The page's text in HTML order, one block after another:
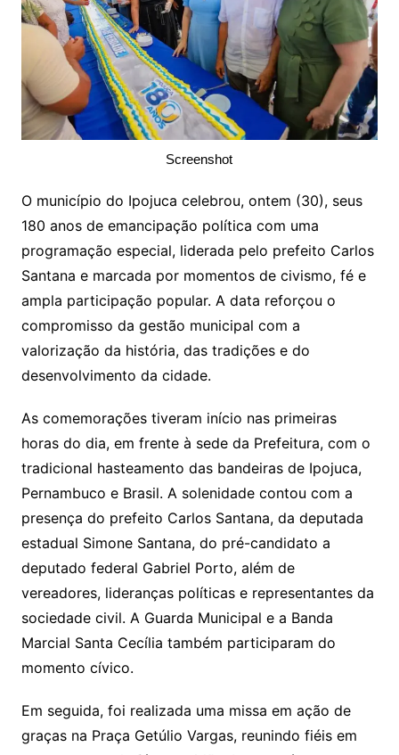
Screenshot
O município do Ipojuca celebrou, ontem (30), seus
180 anos de emancipação política com uma
programação especial, liderada pelo prefeito Carlos
Santana e marcada por momentos de civismo, fé e
ampla participação popular. A data reforçou o
compromisso da gestão municipal com a
valorização da história, das tradições e do
desenvolvimento da cidade.
As comemorações tiveram início nas primeiras
horas do dia, em frente à sede da Prefeitura, com o
tradicional hasteamento das bandeiras de Ipojuca,
Pernambuco e Brasil. A solenidade contou com a
presença do prefeito Carlos Santana, da deputada
estadual Simone Santana, do pré-candidato a
deputado federal Gabriel Porto, além de
vereadores, lideranças políticas e representantes da
sociedade civil. A Guarda Municipal e a Banda
Marcial Santa Cecília também participaram do
momento cívico.
Em seguida, foi realizada uma missa em ação de
graças na Praça Getúlio Vargas, reunindo fiéis em